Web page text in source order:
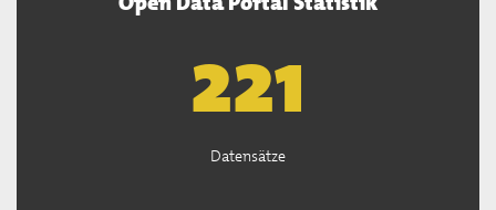
222
Datensätze